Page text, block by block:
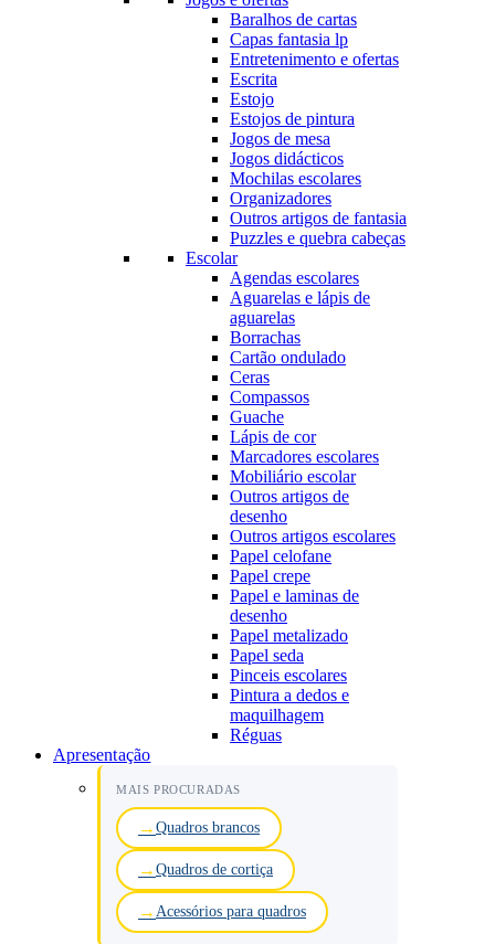
Baralhos de cartas
Capas fantasia lp
Entretenimento e ofertas
Escrita
Estojo
Estojos de pintura
Jogos de mesa
Jogos didácticos
Mochilas escolares
Organizadores
Outros artigos de fantasia
Puzzles e quebra cabeças
Escolar
Agendas escolares
Aguarelas e lápis de
aguarelas
Borrachas
Cartão ondulado
Ceras
Compassos
Guache
Lápis de cor
Marcadores escolares
Mobiliário escolar
Outros artigos de
desenho
Outros artigos escolares
Papel celofane
Papel crepe
Papel e laminas de
desenho
Papel metalizado
Papel seda
Pinceis escolares
Pintura a dedos e
maquilhagem
Réguas
Apresentação
MAIS PROCURADAS
Quadros brancos
Quadros de cortiça
Acessórios para quadros